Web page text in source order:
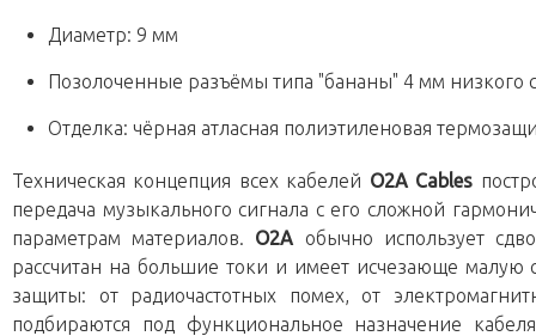
Диаметр: 9 мм
Позолоченные разъёмы типа "бананы" 4 мм низкого
Отделка: чёрная атласная полиэтиленовая
Техническая концепция всех кабелей O2A Cables
передача музыкального сигнала с его сложной
параметрам материалов. O2A обычно использует
рассчитан на большие токи и имеет исчезающе малую
защиты: от радиочастотных помех, от
подбираются под функциональное назначение